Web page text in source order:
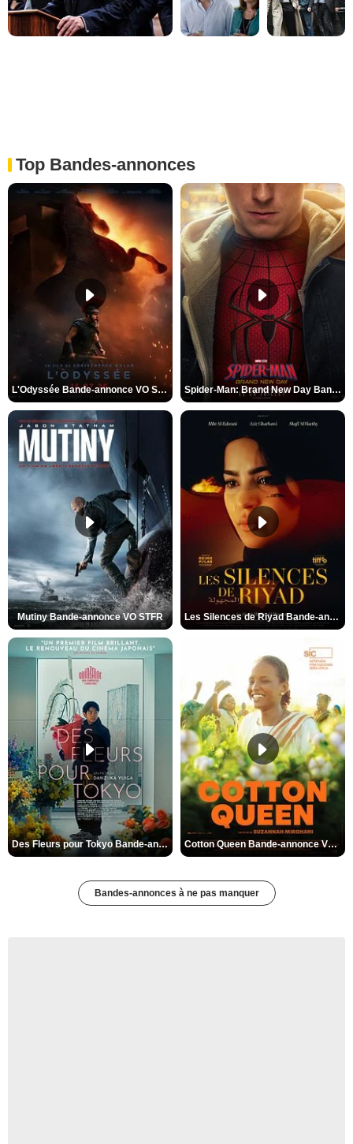
Top Bandes-annonces
L'Odyssée Bande-annonce VO STFR Spider-Man: Brand New Day Bande-annonce VO STFR
Mutiny Bande-annonce VO STFR Les Silences de Riyad Bande-annonce VO STFR
Des Fleurs pour Tokyo Bande-annonce VO STFR Cotton Queen Bande-annonce VO STFR
Bandes-annonces à ne pas manquer